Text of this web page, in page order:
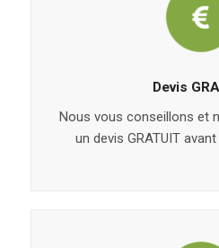
Devis
Nous vous conseillons et
un devis GRATUIT